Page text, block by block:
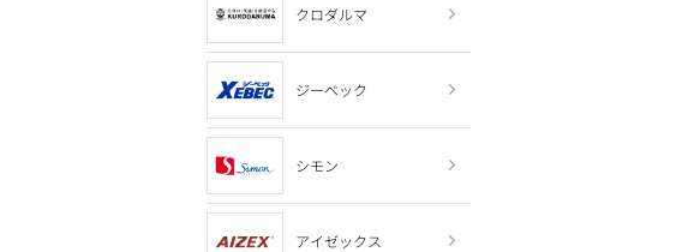
クロダルマ
ジーベック
シモン
アイゼックス